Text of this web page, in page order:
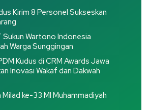
Kirim 8 Personel Sukseskan
Sukun Wartono Indonesia
Warga Sunggingan
Kudus di CRM Awards Jawa
Inovasi Wakaf dan Dakwah
ke-33 MI Muhammadiyah